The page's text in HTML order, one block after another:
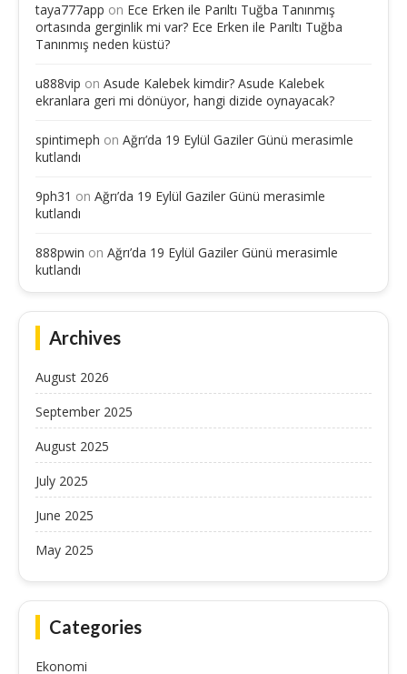
taya777app on Ece Erken ile Parıltı Tuğba Tanınmış
ortasında gerginlik mi var? Ece Erken ile Parıltı Tuğba
Tanınmış neden küstü?
u888vip on Asude Kalebek kimdir? Asude Kalebek
ekranlara geri mi dönüyor, hangi dizide oynayacak?
spintimeph on Ağrı’da 19 Eylül Gaziler Günü merasimle
kutlandı
9ph31 on Ağrı’da 19 Eylül Gaziler Günü merasimle
kutlandı
888pwin on Ağrı’da 19 Eylül Gaziler Günü merasimle
kutlandı
Archives
August 2026
September 2025
August 2025
July 2025
June 2025
May 2025
Categories
Ekonomi